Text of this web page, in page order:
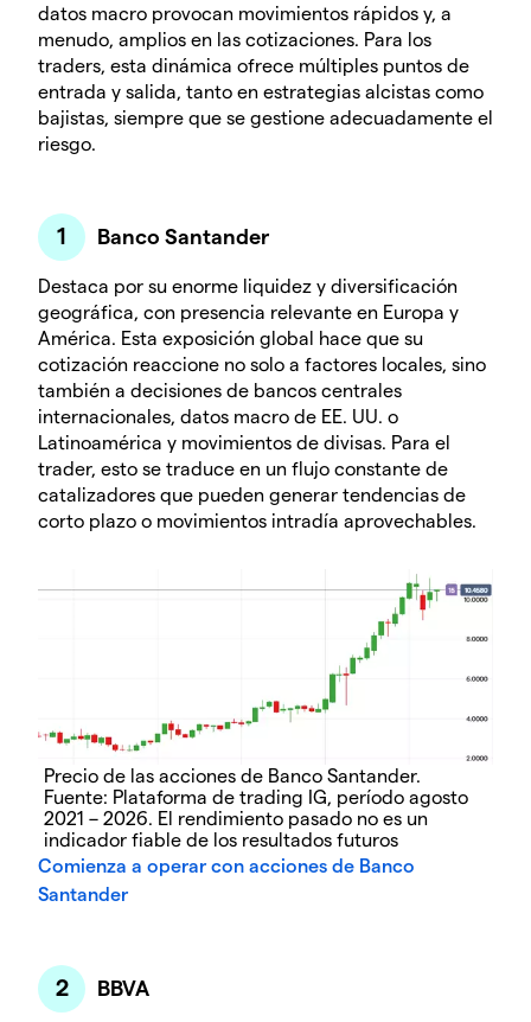
datos macro provocan movimientos rápidos y, a
menudo, amplios en las cotizaciones. Para los
traders, esta dinámica ofrece múltiples puntos de
entrada y salida, tanto en estrategias alcistas como
bajistas, siempre que se gestione adecuadamente el
riesgo.
Banco Santander
Destaca por su enorme liquidez y diversificación
geográfica, con presencia relevante en Europa y
América. Esta exposición global hace que su
cotización reaccione no solo a factores locales, sino
también a decisiones de bancos centrales
internacionales, datos macro de EE. UU. o
Latinoamérica y movimientos de divisas. Para el
trader, esto se traduce en un flujo constante de
catalizadores que pueden generar tendencias de
corto plazo o movimientos intradía aprovechables.
Precio de las acciones de Banco Santander.
Fuente: Plataforma de trading IG, período agosto
2021 – 2026. El rendimiento pasado no es un
indicador fiable de los resultados futuros
Comienza a operar con acciones de Banco
Santander
BBVA